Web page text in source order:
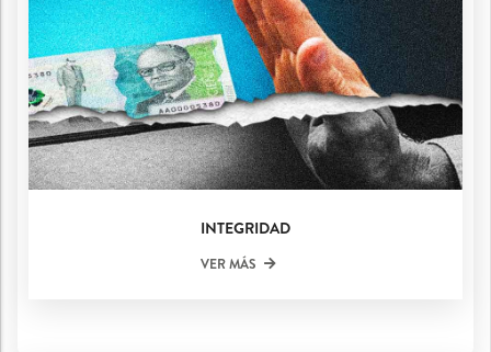
INTEGRIDAD
VER MÁS